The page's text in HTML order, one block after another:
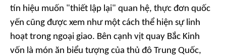
tín hiệu muốn "thiết lập lại" quan hệ, thực đơn quốc
yến cũng được xem như một cách thể hiện sự linh
hoạt trong ngoại giao. Bên cạnh vịt quay Bắc Kinh
vốn là món ăn biểu tượng của thủ đô Trung Quốc,